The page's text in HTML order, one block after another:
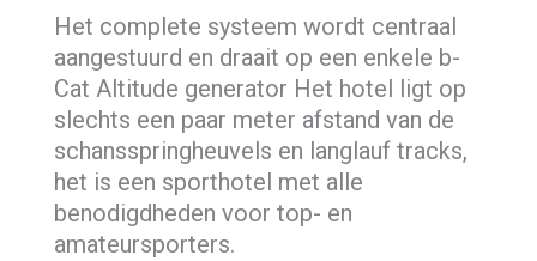
Het complete systeem wordt centraal
aangestuurd en draait op een enkele b-
Cat Altitude generator Het hotel ligt op
slechts een paar meter afstand van de
schansspringheuvels en langlauf tracks,
het is een sporthotel met alle
benodigdheden voor top- en
amateursporters.